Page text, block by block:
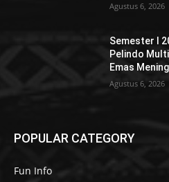
Agustus 6, 2026
Semester I
Pelindo
Emas
Agustus 6, 2026
POPULAR CATEGORY
Fun Info